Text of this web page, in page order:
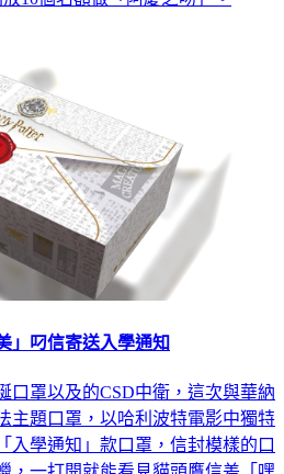
」叼信寄送入學通知
口罩以及的CSD中衛，這次與華納
主題口罩，以哈利波特電影中獨特
入學通知」款口罩，信封模樣的口